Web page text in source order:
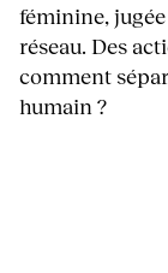
féminine, jugée
réseau. Des
comment
humain ?